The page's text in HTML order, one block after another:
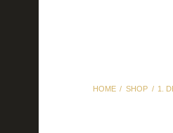
HOME SHOP 1.